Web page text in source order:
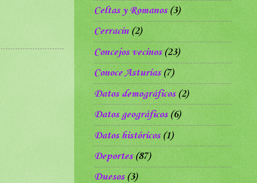
Celtas y Romanos (3)
Cerracín (2)
Concejos vecinos (23)
Conoce Asturias (7)
Datos demográficos (2)
Datos geográficos (6)
Datos históricos (1)
Deportes (87)
Duesos (3)